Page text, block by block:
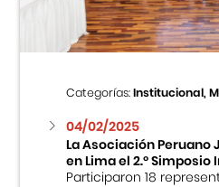
Categorías:Institucional,
04/02/2025
La Asociación Peruano
en Lima el 2.º Simposio
Participaron 18